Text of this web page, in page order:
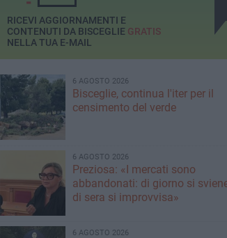
RICEVI AGGIORNAMENTI E
CONTENUTI DA BISCEGLIE GRATIS
NELLA TUA E-MAIL
6 AGOSTO 2026
Bisceglie, continua l'iter per il
censimento del verde
6 AGOSTO 2026
Preziosa: «I mercati sono
abbandonati: di giorno si
di sera si improvvisa»
6 AGOSTO 2026